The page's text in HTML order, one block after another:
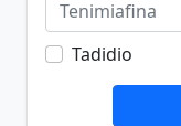
Tadidio